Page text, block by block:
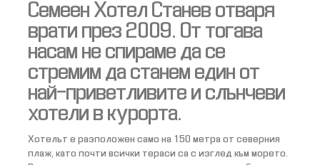
Семеен Хотел Станев отваря
врати през 2009. От тогава
насам не спираме да се
стремим да станем един от
най-приветливите и слънчеви
хотели в курорта.
Хотелът е разположен само на 150 метра от северния
плаж, като почти всички тераси са с изглед към морето.